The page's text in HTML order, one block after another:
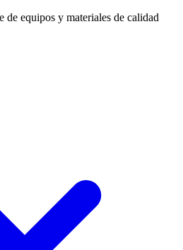
de equipos y materiales de calidad